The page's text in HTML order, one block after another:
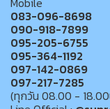
083-096-8698
090-918-7899
095-205-6755
095-364-1192
097-142-0869
097-217-7285
(ทุกวัน 08.00 -